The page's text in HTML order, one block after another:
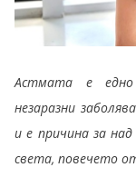
Астмата е едно
незаразни
и е причина за
света, повечето